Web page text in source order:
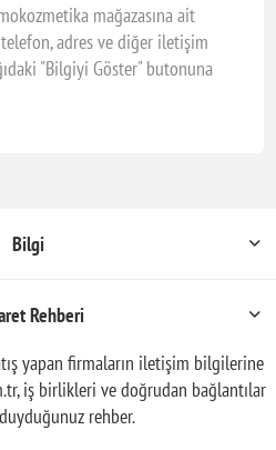
mağazasına ait
adres ve diğer iletişim
"Bilgiyi Göster" butonuna
Bilgi
Rehberi
yapan firmaların iletişim bilgilerine
iş birlikleri ve doğrudan bağlantılar
rehber.